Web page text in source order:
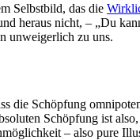
Selbstbild, das die
heraus nicht, – „Du
unweigerlich zu uns.
die Schöpfung
Schöpfung ist
– also pure